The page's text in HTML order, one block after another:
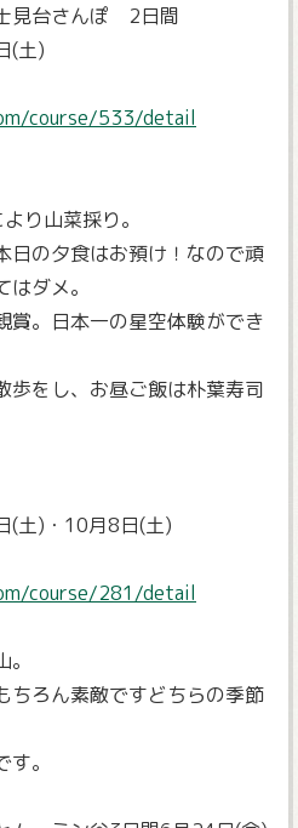
見台さんぽ 2日間
(土)
course/533/detail
り山菜採り。
日の夕食はお預け！なので頑
ダメ。
賞。日本一の星空体験ができ
歩をし、お昼ご飯は朴葉寿司
(土)・10月8日(土)
course/281/detail
ちろん素敵ですどちらの季節
。